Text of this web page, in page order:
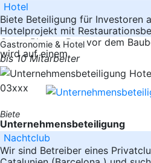
Hotel
Biete Beteiligung für Investoren
Hotelprojekt mit
Costa Blanca. Das vor dem
wird auf einem
Gastronomie & Hotel
bis 10 Mitarbeiter
03xxx
Biete
Unternehmensbeteiligung
Nachtclub
Wir sind Betreiber eines